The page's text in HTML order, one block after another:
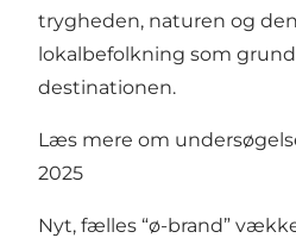
trygheden, naturen og
lokalbefolkning som
destinationen.
Læs mere om
2025
Nyt, fælles “ø-brand”